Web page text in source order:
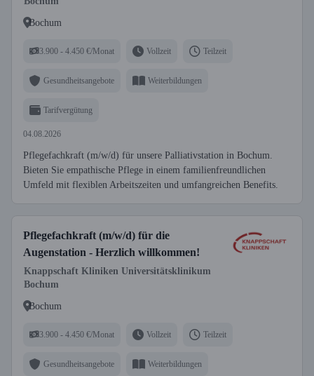
Bochum
3.900 - 4.450 €/Monat Vollzeit Teilzeit
Gesundheitsangebote Weiterbildungen
Tarifvergütung
04.08.2026
Pflegefachkraft (m/w/d) für unsere Palliativstation in Bochum.
Bieten Sie empathische Pflege in einem familienfreundlichen
Umfeld mit flexiblen Arbeitszeiten und umfangreichen Benefits.
Pflegefachkraft (m/w/d) für die
Augenstation - Herzlich willkommen!
Knappschaft Kliniken Universitätsklinikum
Bochum
Bochum
3.900 - 4.450 €/Monat Vollzeit Teilzeit
Gesundheitsangebote Weiterbildungen